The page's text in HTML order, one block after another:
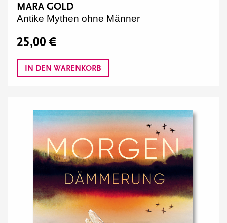
MARA GOLD
Antike Mythen ohne Männer
25,00 €
IN DEN WARENKORB